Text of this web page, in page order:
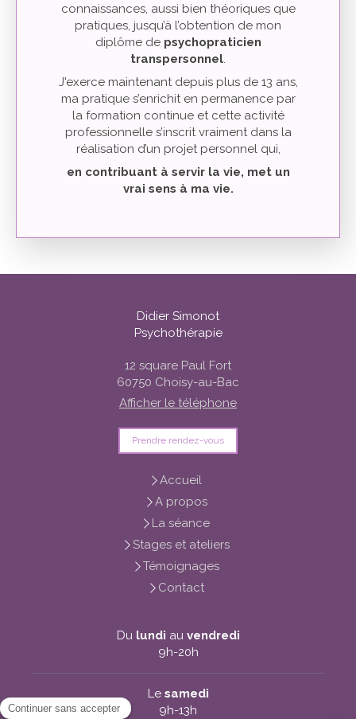
connaissances, aussi bien théoriques que
pratiques, jusqu’à l’obtention de mon
diplôme de psychopraticien
transpersonnel.
J'exerce maintenant depuis plus de 13 ans,
ma pratique s’enrichit en permanence par
la formation continue et cette activité
professionnelle s’inscrit vraiment dans la
réalisation d’un projet personnel qui,
en contribuant à servir la vie, met un
vrai sens à ma vie.
Didier Simonot
Psychothérapie
12 square Paul Fort
60750 Choisy-au-Bac
Afficher le téléphone
Prendre rendez-vous
Accueil
A propos
La séance
Stages et ateliers
Témoignages
Contact
Du lundi au vendredi
9h-20h
Le samedi
9h-13h